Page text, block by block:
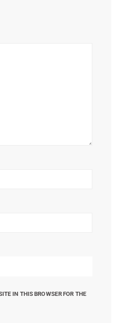
IN THIS BROWSER FOR THE